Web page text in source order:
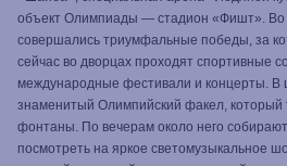
объект Олимпиады — стадион «Фишт». Во
совершались триумфальные победы, за
сейчас во дворцах проходят спортивные
международные фестивали и концерты. В
знаменитый Олимпийский факел,
фонтаны. По вечерам около него
посмотреть на яркое светомузыкальное